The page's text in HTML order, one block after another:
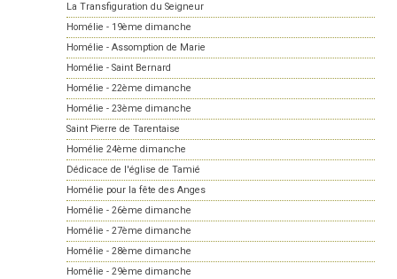
La Transfiguration du Seigneur
Homélie - 19ème dimanche
Homélie - Assomption de Marie
Homélie - Saint Bernard
Homélie - 22ème dimanche
Homélie - 23ème dimanche
Saint Pierre de Tarentaise
Homélie 24ème dimanche
Dédicace de l'église de Tamié
Homélie pour la fête des Anges
Homélie - 26ème dimanche
Homélie - 27ème dimanche
Homélie - 28ème dimanche
Homélie - 29ème dimanche